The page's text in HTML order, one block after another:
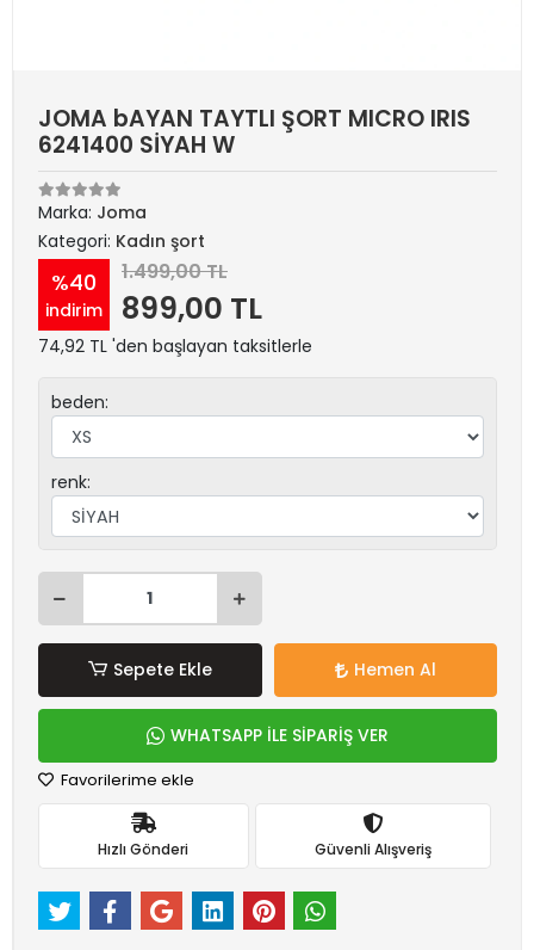
JOMA bAYAN TAYTLI ŞORT MICRO IRIS
6241400 SİYAH W
Marka: Joma
Kategori: Kadın şort
%40
indirim
1.499,00 TL
899,00 TL
74,92 TL 'den başlayan taksitlerle
beden:
renk:
Sepete Ekle Hemen Al
WHATSAPP İLE SİPARİŞ VER
Favorilerime ekle
Hızlı Gönderi Güvenli Alışveriş